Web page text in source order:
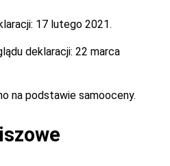
17 lutego 2021.
deklaracji: 22 marca
na podstawie samooceny.